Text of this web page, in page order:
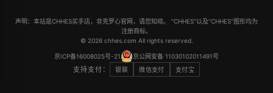
声明：本站是CHHES买手店，非克罗心官网，请您知晓。 "CHHES"以及“CHHES”图形均为
注册商标。
© 2026 chhes.com All rights reserved.
京ICP备16008025号-21 京公网安备 11030102011491号
支持支付： 银联 微信支付 支付宝